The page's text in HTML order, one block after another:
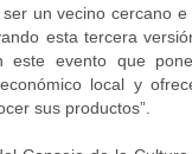
un vecino cercano
esta tercera
evento que
local y
sus productos”.